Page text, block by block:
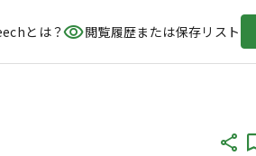
とは？ 閲覧履歴または保存リスト